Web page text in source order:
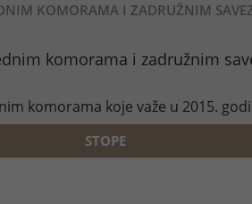
KOMORAMA I ZADRUŽNIM
komorama i zadružnim
komorama koje važe u 2015.
STOPE